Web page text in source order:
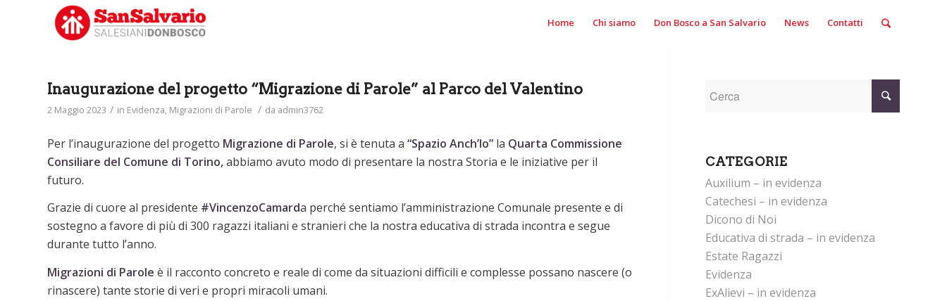
Home Chi siamo Don Bosco a San Salvario News Contatti
Inaugurazione del progetto “Migrazione di Parole” al Parco del Valentino
2 Maggio 2023 / in Evidenza, Migrazioni di Parole / da admin3762
Per l’inaugurazione del progetto Migrazione di Parole, si è tenuta a “Spazio Anch’Io” la Quarta Commissione
Consiliare del Comune di Torino,abbiamo avuto modo di presentare la nostra Storia e le iniziative per il
futuro.
Grazie di cuore al presidente #VincenzoCamarda perché sentiamo l’amministrazione Comunale presente e di
sostegno a favore di più di 300 ragazzi italiani e stranieri che la nostra educativa di strada incontra e segue
durante tutto l’anno.
Migrazioni di Parole è il racconto concreto e reale di come da situazioni difficili e complesse possano nascere (o
rinascere) tante storie di veri e propri miracoli umani.
CATEGORIE
Auxilium – in evidenza
Catechesi – in evidenza
Dicono di Noi
Educativa di strada – in evidenza
Estate Ragazzi
Evidenza
ExAlievi – in evidenza